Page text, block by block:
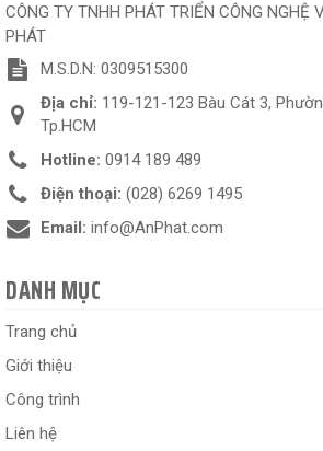
CÔNG TY TNHH PHÁT TRIỂN CÔNG NGHỆ
PHÁT
M.S.D.N: 0309515300
Địa chỉ: 119-121-123 Bàu Cát 3,
Tp.HCM
Hotline: 0914 189 489
Điện thoại: (028) 6269 1495
Email: info@AnPhat.com
DANH MỤC
Trang chủ
Giới thiệu
Công trình
Liên hệ